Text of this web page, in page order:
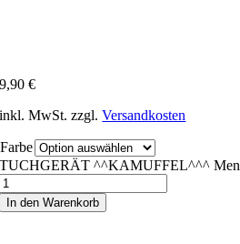
9,90€
inkl. MwSt. zzgl.Versandkosten
Farbe
TUCHGERÄT ^^KAMUFFEL^^^
In den Warenkorb